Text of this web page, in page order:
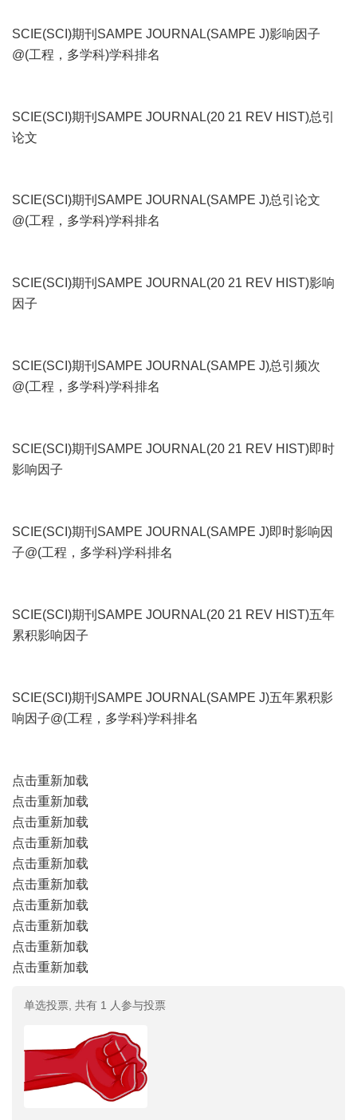
SCIE(SCI)期刊SAMPE JOURNAL(SAMPE J)影响因子
@(工程，多学科)学科排名
SCIE(SCI)期刊SAMPE JOURNAL(20 21 REV HIST)总引
论文
SCIE(SCI)期刊SAMPE JOURNAL(SAMPE J)总引论文
@(工程，多学科)学科排名
SCIE(SCI)期刊SAMPE JOURNAL(20 21 REV HIST)影响
因子
SCIE(SCI)期刊SAMPE JOURNAL(SAMPE J)总引频次
@(工程，多学科)学科排名
SCIE(SCI)期刊SAMPE JOURNAL(20 21 REV HIST)即时
影响因子
SCIE(SCI)期刊SAMPE JOURNAL(SAMPE J)即时影响因
子@(工程，多学科)学科排名
SCIE(SCI)期刊SAMPE JOURNAL(20 21 REV HIST)五年
累积影响因子
SCIE(SCI)期刊SAMPE JOURNAL(SAMPE J)五年累积影
响因子@(工程，多学科)学科排名
点击重新加载
点击重新加载
点击重新加载
点击重新加载
点击重新加载
点击重新加载
点击重新加载
点击重新加载
点击重新加载
点击重新加载
单选投票, 共有 1 人参与投票